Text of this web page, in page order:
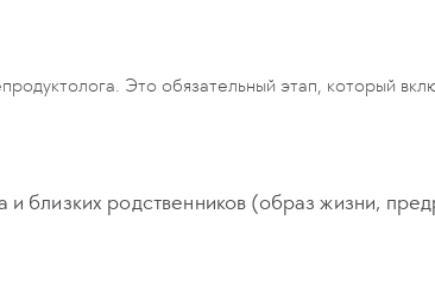
Это обязательный этап, который
близких родственников (образ жизни,